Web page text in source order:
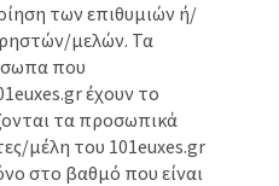
των επιθυμιών ή/
μελών. Τα
που
έχουν το
τα προσωπικά
μέλη του 101euxes.gr
στο βαθμό που είναι